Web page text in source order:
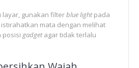
layar, gunakan filterblue lightpada
mata dengan melihat
posisi gadgetagar tidak terlalu